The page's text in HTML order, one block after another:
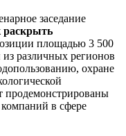
заседание
раскрыть
площадью 3 500
различных регионов
охране
продемонстрированы
в сфере